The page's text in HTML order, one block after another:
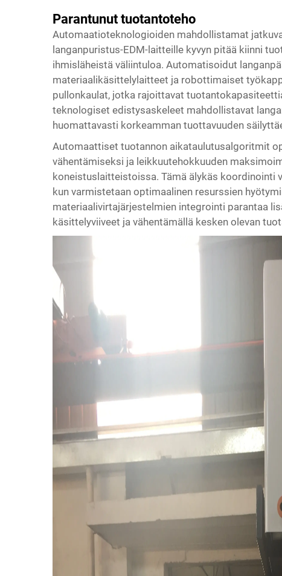
Parantunut tuotantoteho
Automaatioteknologioiden mahdollistamat
langanpuristus-EDM-laitteille kyvyn pitää kiinni
ihmisläheistä väliintuloa. Automatisoidut
materiaalikäsittelylaitteet ja robottimaiset
pullonkaulat, jotka rajoittavat
teknologiset edistysaskeleet mahdollistavat
huomattavasti korkeamman tuottavuuden
Automaattiset tuotannon aikataulutusalgoritmit
vähentämiseksi ja leikkuutehokkuuden
koneistuslaitteistoissa. Tämä älykäs
kun varmistetaan optimaalinen resurssien
materiaalivirtajärjestelmien integrointi parantaa
käsittelyviiveet ja vähentämällä kesken olevan